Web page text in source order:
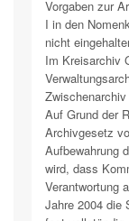
Vorgaben zur
I in den
nicht
Im Kreisarchiv
Auf Grund der
Archivgesetz
Aufbewahrung
wird, dass
Verantwortung
Jahre 2004 die